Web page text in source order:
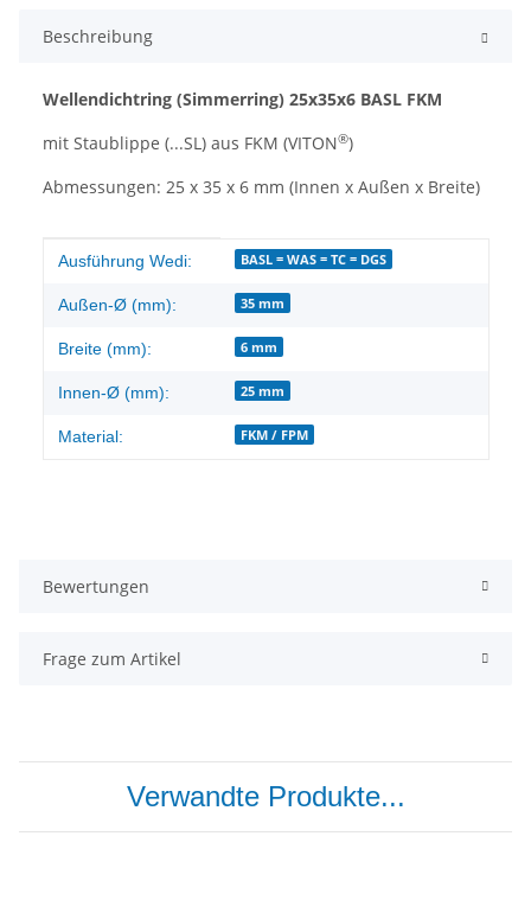
Beschreibung
Wellendichtring (Simmerring) 25x35x6 BASL FKM
mit Staublippe (...SL) aus FKM (VITON®)
Abmessungen: 25 x 35 x 6 mm (Innen x Außen x Breite)
Produkteigenschaft
Wert
Ausführung Wedi: BASL = WAS = TC = DGS
Außen-Ø (mm): 35 mm
Breite (mm): 6 mm
Innen-Ø (mm): 25 mm
Material: FKM / FPM
Bewertungen
Frage zum Artikel
Verwandte Produkte...